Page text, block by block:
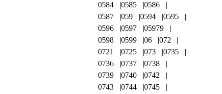
0584
0585
0586
0587
059 0594
0595
0596
0597
05979
0598
0599 06
072
0721
0725 073
0735
0736
0737
0738
0739
0740
0742
0743
0744
0745